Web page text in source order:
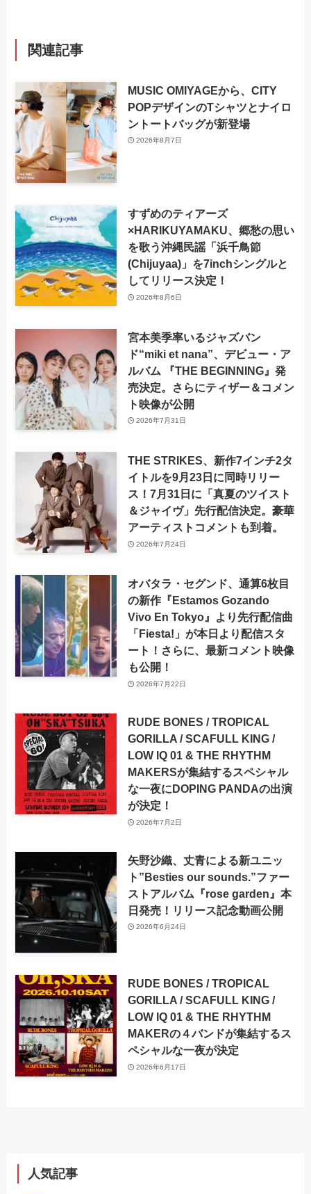
関連記事
MUSIC OMIYAGEから、CITY
POPデザインのTシャツとナイロ
ントートバッグが新登場
2026年8月7日
すずめのティアーズ
×HARIKUYAMAKU、郷愁の思い
を歌う沖縄民謡「浜千鳥節
(Chijuyaa)」を7inchシングルと
してリリース決定！
2026年8月6日
宮本美季率いるジャズバン
ド“miki et nana”、デビュー・ア
ルバム 『THE BEGINNING』発
売決定。さらにティザー＆コメン
ト映像が公開
2026年7月31日
THE STRIKES、新作7インチ2タ
イトルを9月23日に同時リリー
ス！7月31日に「真夏のツイスト
＆ジャイヴ」先行配信決定。豪華
アーティストコメントも到着。
2026年7月24日
オバタラ・セグンド、通算6枚目
の新作『Estamos Gozando
Vivo En Tokyo』より先行配信曲
「Fiesta!」が本日より配信スタ
ート！さらに、最新コメント映像
も公開！
2026年7月22日
RUDE BONES / TROPICAL
GORILLA / SCAFULL KING /
LOW IQ 01 & THE RHYTHM
MAKERSが集結するスペシャル
な一夜にDOPING PANDAの出演
が決定！
2026年7月2日
矢野沙織、丈青による新ユニッ
ト”Besties our sounds.”ファー
ストアルバム『rose garden』本
日発売！リリース記念動画公開
2026年6月24日
RUDE BONES / TROPICAL
GORILLA / SCAFULL KING /
LOW IQ 01 & THE RHYTHM
MAKERの４バンドが集結するス
ペシャルな一夜が決定
2026年6月17日
人気記事